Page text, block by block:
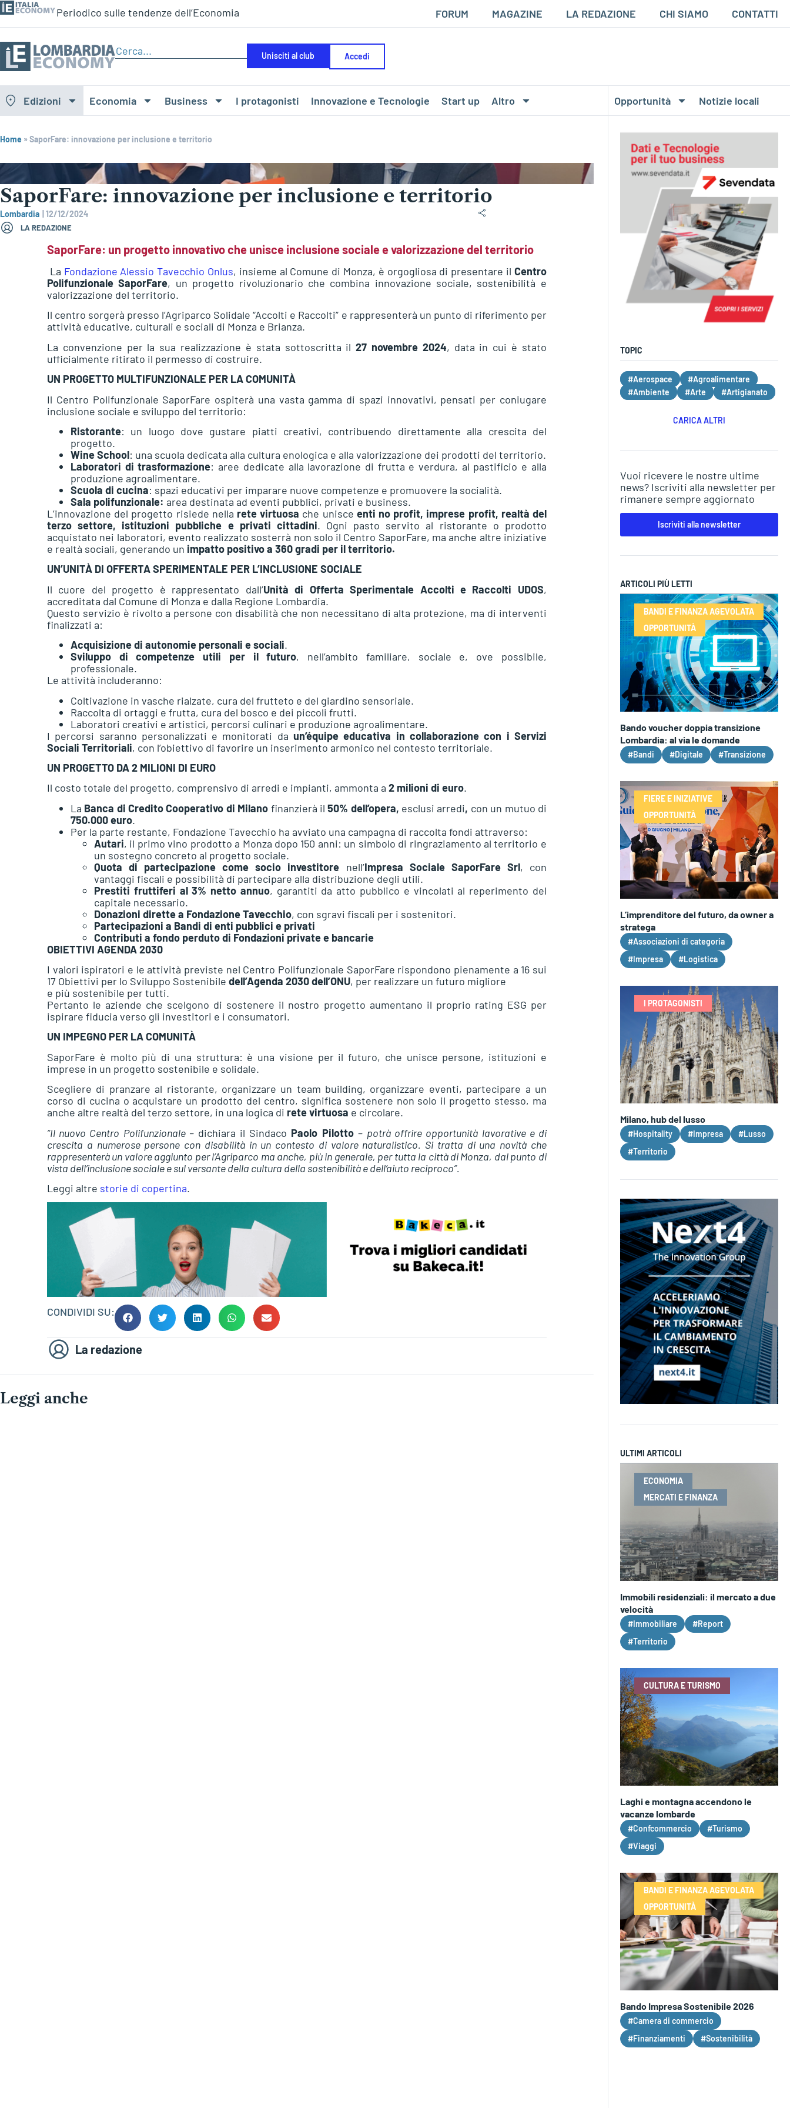
Periodico sulle tendenze dell’Economia FORUM MAGAZINE LA REDAZIONE CHI SIAMO CONTATTI
Unisciti al club Accedi
Edizioni Economia Business I protagonisti Innovazione e Tecnologie Start up Altro Opportunità Notizie locali
Home »SaporFare: innovazione per inclusione e territorio
SaporFare: innovazione per inclusione e territorio
Lombardia 12/12/2024
LA REDAZIONE
SaporFare: un progetto innovativo che unisce inclusione sociale e valorizzazione del territorio
La Fondazione Alessio Tavecchio Onlus, insieme al Comune di Monza, è orgogliosa di presentare il Centro
Polifunzionale SaporFare, un progetto rivoluzionario che combina innovazione sociale, sostenibilità e
valorizzazione del territorio.
Il centro sorgerà presso l’Agriparco Solidale “Accolti e Raccolti” e rappresenterà un punto di riferimento per
attività educative, culturali e sociali di Monza e Brianza.
La convenzione per la sua realizzazione è stata sottoscritta il27 novembre 2024, data in cui è stato
ufficialmente ritirato il permesso di costruire.
UN PROGETTO MULTIFUNZIONALE PER LA COMUNITÀ
Il Centro Polifunzionale SaporFare ospiterà una vasta gamma di spazi innovativi, pensati per coniugare
inclusione sociale e sviluppo del territorio:
Ristorante: un luogo dove gustare piatti creativi, contribuendo direttamente alla crescita del
progetto.
Wine School: una scuola dedicata alla cultura enologica e alla valorizzazione dei prodotti del territorio.
Laboratori di trasformazione: aree dedicate alla lavorazione di frutta e verdura, al pastificio e alla
produzione agroalimentare.
Scuola di cucina: spazi educativi per imparare nuove competenze e promuovere la socialità.
Sala polifunzionale: area destinata ad eventi pubblici, privati e business.
L’innovazione del progetto risiede nella rete virtuosa che unisce enti no profit, imprese profit, realtà del
terzo settore, istituzioni pubbliche e privati cittadini. Ogni pasto servito al ristorante o prodotto
acquistato nei laboratori, evento realizzato sosterrà non solo il Centro SaporFare, ma anche altre iniziative
e realtà sociali, generando un impatto positivo a 360 gradi per il territorio.
UN’UNITÀ DI OFFERTA SPERIMENTALE PER L’INCLUSIONE SOCIALE
Il cuore del progetto è rappresentato dall’Unità di Offerta Sperimentale Accolti e Raccolti UDOS,
accreditata dal Comune di Monza e dalla Regione Lombardia.
Questo servizio è rivolto a persone con disabilità che non necessitano di alta protezione, ma di interventi
finalizzati a:
Acquisizione di autonomie personali e sociali.
Sviluppo di competenze utili per il futuro, nell’ambito familiare, sociale e, ove possibile,
professionale.
Le attività includeranno:
Coltivazione in vasche rialzate, cura del frutteto e del giardino sensoriale.
Raccolta di ortaggi e frutta, cura del bosco e dei piccoli frutti.
Laboratori creativi e artistici, percorsi culinari e produzione agroalimentare.
I percorsi saranno personalizzati e monitorati daun’équipe educativa in collaborazione con i Servizi
Sociali Territoriali, con l’obiettivo di favorire un inserimento armonico nel contesto territoriale.
UN PROGETTO DA 2 MILIONI DI EURO
Il costo totale del progetto, comprensivo di arredi e impianti, ammonta a 2 milioni di euro.
La Banca di Credito Cooperativo di Milano finanzierà il50% dell’opera, esclusi arredi, con un mutuo di
750.000 euro.
Per la parte restante, Fondazione Tavecchio ha avviato una campagna di raccolta fondi attraverso:
Autari, il primo vino prodotto a Monza dopo 150 anni: un simbolo di ringraziamento al territorio e
un sostegno concreto al progetto sociale.
Quota di partecipazione come socio investitore nell’Impresa Sociale SaporFare Srl, con
vantaggi fiscali e possibilità di partecipare alla distribuzione degli utili.
Prestiti fruttiferi al 3% netto annuo, garantiti da atto pubblico e vincolati al reperimento del
capitale necessario.
Donazioni dirette a Fondazione Tavecchio, con sgravi fiscali per i sostenitori.
Partecipazioni a Bandi di enti pubblici e privati
Contributi a fondo perduto di Fondazioni private e bancarie
OBIETTIVI AGENDA 2030
I valori ispiratori e le attività previste nel Centro Polifunzionale SaporFare rispondono pienamente a 16 sui
17 Obiettivi per lo Sviluppo Sostenibile dell’Agenda 2030 dell’ONU, per realizzare un futuro migliore
e più sostenibile per tutti.
Pertanto le aziende che scelgono di sostenere il nostro progetto aumentano il proprio rating ESG per
ispirare fiducia verso gli investitori e i consumatori.
UN IMPEGNO PER LA COMUNITÀ
SaporFare è molto più di una struttura: è una visione per il futuro, che unisce persone, istituzioni e
imprese in un progetto sostenibile e solidale.
Scegliere di pranzare al ristorante, organizzare un team building, organizzare eventi, partecipare a un
corso di cucina o acquistare un prodotto del centro, significa sostenere non solo il progetto stesso, ma
anche altre realtà del terzo settore, in una logica di rete virtuosa e circolare.
“Il nuovo Centro Polifunzionale –dichiara il Sindaco Paolo Pilotto – potrà offrire opportunità lavorative e di
crescita a numerose persone con disabilità in un contesto di valore naturalistico. Si tratta di una novità che
rappresenterà un valore aggiunto per l’Agriparco ma anche, più in generale, per tutta la città di Monza, dal punto di
vista dell’inclusione sociale e sul versante della cultura della sostenibilità e dell’aiuto reciproco”.
Leggi altre storie di copertina.
CONDIVIDI SU:
La redazione
Leggi anche
TOPIC
#Aerospace
#Agroalimentare
#Ambiente
#Arte #Artigianato
CARICA ALTRI
Vuoi ricevere le nostre ultime
news? Iscriviti alla newsletter per
rimanere sempre aggiornato
Iscriviti alla newsletter
ARTICOLI PIÙ LETTI
BANDI E FINANZA AGEVOLATA
OPPORTUNITÀ
Bando voucher doppia transizione
Lombardia: al via le domande
#Bandi #Digitale #Transizione
FIERE E INIZIATIVE
OPPORTUNITÀ
L’imprenditore del futuro, da owner a
stratega
#Associazioni di categoria
#Impresa
#Logistica
I PROTAGONISTI
Milano, hub del lusso
#Hospitality #Impresa
#Lusso
#Territorio
ULTIMI ARTICOLI
ECONOMIA
MERCATI E FINANZA
Immobili residenziali: il mercato a due
velocità
#Immobiliare
#Report
#Territorio
CULTURA E TURISMO
Laghi e montagna accendono le
vacanze lombarde
#Confcommercio
#Turismo
#Viaggi
BANDI E FINANZA AGEVOLATA
OPPORTUNITÀ
Bando Impresa Sostenibile 2026
#Camera di commercio
#Finanziamenti
#Sostenibilità